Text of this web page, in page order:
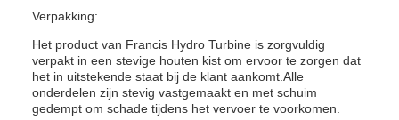
Verpakking:
Het product van Francis Hydro Turbine is zorgvuldig
verpakt in een stevige houten kist om ervoor te zorgen dat
het in uitstekende staat bij de klant aankomt.Alle
onderdelen zijn stevig vastgemaakt en met schuim
gedempt om schade tijdens het vervoer te voorkomen.